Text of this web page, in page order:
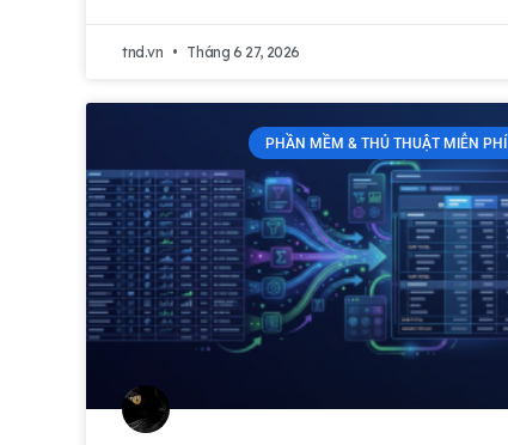
tnd.vn Tháng 6 27, 2026
PHẦN MỀM & THỦ THUẬT MIỄN PHÍ